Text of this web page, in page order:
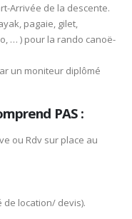
Arrivée de la descente.
pagaie, gilet,
… ) pour la rando canoë-
un moniteur diplômé
PAS :
ou Rdv sur place au
location/ devis).